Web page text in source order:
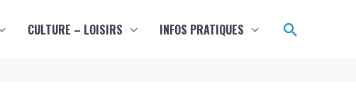
CULTURE – LOISIRS INFOS PRATIQUES